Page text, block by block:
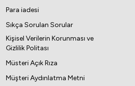
Para iadesi
Sıkça Sorulan Sorular
Kişisel Verilerin Korunması ve
Gizlilik Politası
Müsteri Açık Rıza
Müşteri Aydınlatma Metni